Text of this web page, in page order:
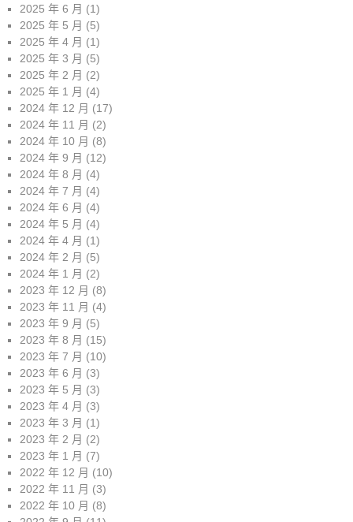
2025 年 6 月 (1)
2025 年 5 月 (5)
2025 年 4 月 (1)
2025 年 3 月 (5)
2025 年 2 月 (2)
2025 年 1 月 (4)
2024 年 12 月 (17)
2024 年 11 月 (2)
2024 年 10 月 (8)
2024 年 9 月 (12)
2024 年 8 月 (4)
2024 年 7 月 (4)
2024 年 6 月 (4)
2024 年 5 月 (4)
2024 年 4 月 (1)
2024 年 2 月 (5)
2024 年 1 月 (2)
2023 年 12 月 (8)
2023 年 11 月 (4)
2023 年 9 月 (5)
2023 年 8 月 (15)
2023 年 7 月 (10)
2023 年 6 月 (3)
2023 年 5 月 (3)
2023 年 4 月 (3)
2023 年 3 月 (1)
2023 年 2 月 (2)
2023 年 1 月 (7)
2022 年 12 月 (10)
2022 年 11 月 (3)
2022 年 10 月 (8)